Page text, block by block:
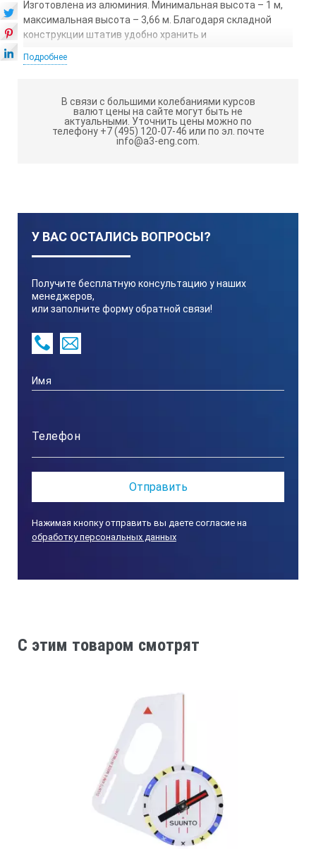
Изготовлена из алюминия. Минимальная высота – 1 м,
максимальная высота – 3,66 м. Благодаря складной
конструкции штатив удобно хранить и
Минимальная высота
1 м
Максимальная высота 3,66 м
Тип шкалы метрическая
Подробнее
В связи с большими колебаниями курсов
валют цены на сайте могут быть не
актуальными. Уточнить цены можно по
телефону +7 (495) 120-07-46 или по эл. почте
info@a3-eng.com.
У ВАС ОСТАЛИСЬ ВОПРОСЫ?
Получите бесплатную консультацию у наших
менеджеров,
или заполните форму обратной связи!
Нажимая кнопку отправить вы даете согласие на
обработку персональных данных
C этим товаром смотрят